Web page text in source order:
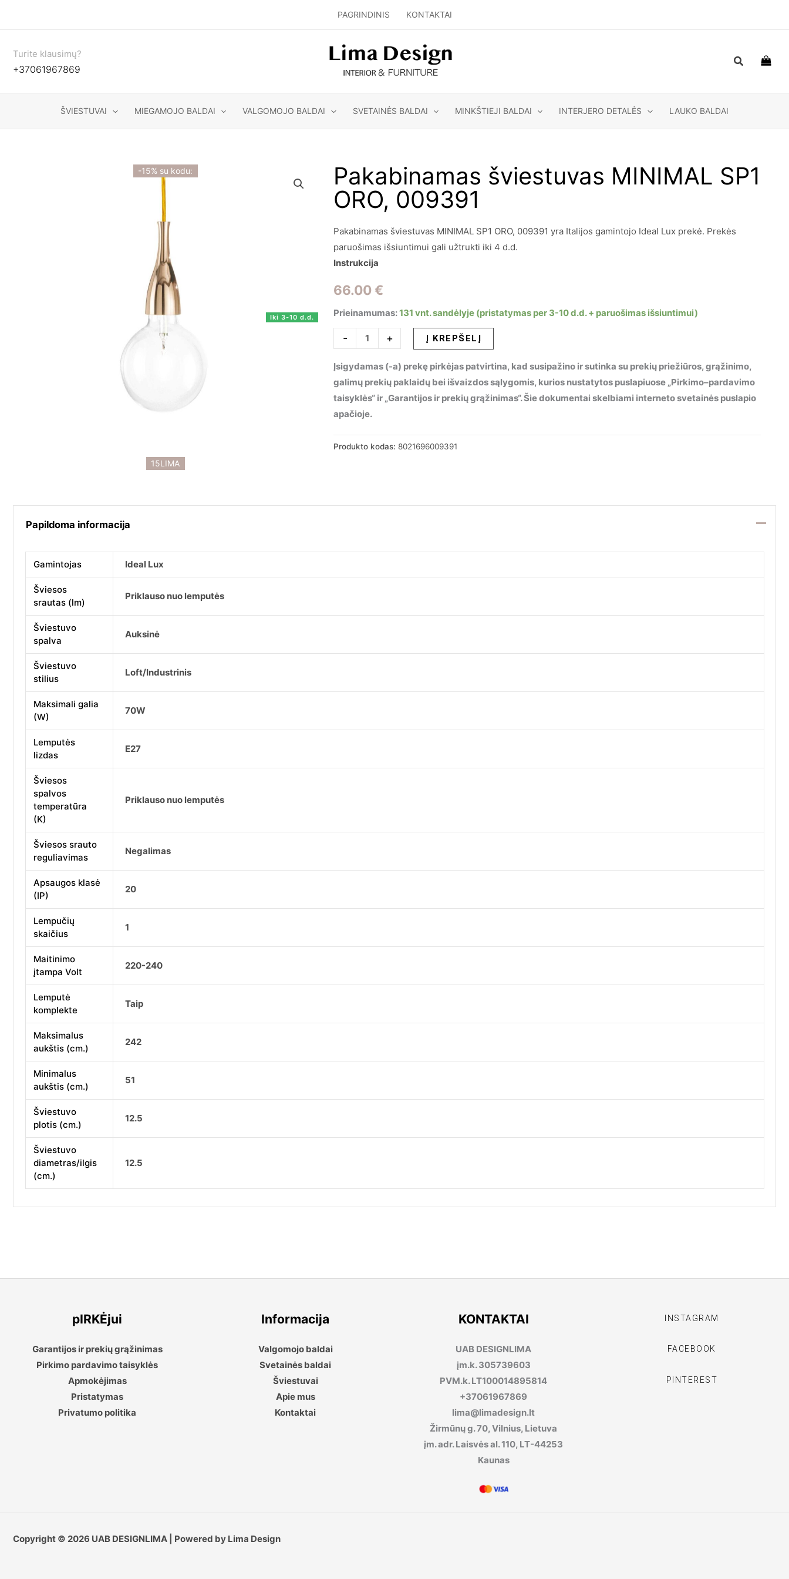
PAGRINDINIS KONTAKTAI
Turite klausimų?
+37061967869
Paieška
ŠVIESTUVAI MIEGAMOJO BALDAI VALGOMOJO BALDAI SVETAINĖS BALDAI MINKŠTIEJI BALDAI INTERJERO DETALĖS LAUKO BALDAI
15LIMA
-15% su kodu:
Iki 3-10 d.d.
Pakabinamas šviestuvas MINIMAL SP1
ORO, 009391
Pakabinamas šviestuvas MINIMAL SP1 ORO, 009391 yra Italijos gamintojo Ideal Lux prekė. Prekės
paruošimas išsiuntimui gali užtrukti iki 4 d.d.
Instrukcija
66.00 €
Prieinamumas:131 vnt. sandėlyje (pristatymas per 3-10 d.d. + paruošimas išsiuntimui)
-
produkto
kiekis:
Pakabinamas
šviestuvas
MINIMAL
SP1
009391
+ Į KREPŠELĮ
Įsigydamas (-a) prekę pirkėjas patvirtina, kad susipažino ir sutinka su prekių priežiūros, grąžinimo,
galimų prekių paklaidų bei išvaizdos sąlygomis, kurios nustatytos puslapiuose „Pirkimo–pardavimo
taisyklės“ ir „Garantijos ir prekių grąžinimas“. Šie dokumentai skelbiami interneto svetainės puslapio
apačioje.
Produkto kodas: 8021696009391
Papildoma informacija
Gamintojas Ideal Lux
Šviesos
srautas (lm)
Priklauso nuo lemputės
Šviestuvo
spalva
Auksinė
Šviestuvo
stilius
Loft/Industrinis
Maksimali galia
(W)
70W
Lemputės
lizdas
E27
Šviesos
spalvos
temperatūra
(K)
Priklauso nuo lemputės
Šviesos srauto
reguliavimas
Negalimas
Apsaugos klasė
(IP)
20
Lempučių
skaičius
1
Maitinimo
įtampa Volt
220-240
Lemputė
komplekte
Taip
Maksimalus
aukštis (cm.)
242
Minimalus
aukštis (cm.)
51
Šviestuvo
plotis (cm.)
12.5
Šviestuvo
diametras/ilgis
(cm.)
12.5
pIRKĖjui
Garantijos ir prekių grąžinimas
Pirkimo pardavimo taisyklės
Apmokėjimas
Pristatymas
Privatumo politika
Informacija
Valgomojo baldai
Svetainės baldai
Šviestuvai
Apie mus
Kontaktai
KONTAKTAI
UAB DESIGNLIMA
įm.k. 305739603
PVM.k. LT100014895814
+37061967869
lima@limadesign.lt
Žirmūnų g. 70, Vilnius, Lietuva
įm. adr. Laisvės al. 110, LT-44253
Kaunas
INSTAGRAM
FACEBOOK
PINTEREST
Copyright © 2026 UAB DESIGNLIMA | Powered by Lima Design